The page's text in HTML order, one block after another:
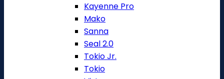
Kayenne Pro
Mako
Sanna
Seal 2.0
Tokio Jr.
Tokio